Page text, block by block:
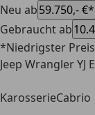
Neu ab59.750,- €*
Gebraucht ab
*Niedrigster
Jeep Wrangler YJ
KarosserieCabrio